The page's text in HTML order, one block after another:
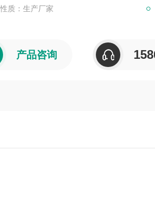
质：生产厂家
产品咨询